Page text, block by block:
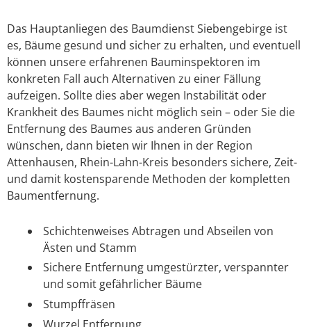
Das Hauptanliegen des Baumdienst Siebengebirge ist
es, Bäume gesund und sicher zu erhalten, und eventuell
können unsere erfahrenen Bauminspektoren im
konkreten Fall auch Alternativen zu einer Fällung
aufzeigen. Sollte dies aber wegen Instabilität oder
Krankheit des Baumes nicht möglich sein – oder Sie die
Entfernung des Baumes aus anderen Gründen
wünschen, dann bieten wir Ihnen in der Region
Attenhausen, Rhein-Lahn-Kreis besonders sichere, Zeit-
und damit kostensparende Methoden der kompletten
Baumentfernung.
Schichtenweises Abtragen und Abseilen von
Ästen und Stamm
Sichere Entfernung umgestürzter, verspannter
und somit gefährlicher Bäume
Stumpffräsen